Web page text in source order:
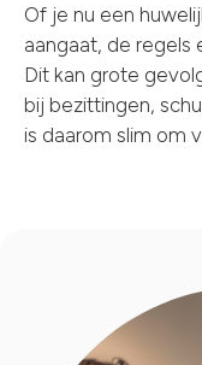
Of je nu een
aangaat, de regels
Dit kan grote
bij bezittingen,
is daarom slim om